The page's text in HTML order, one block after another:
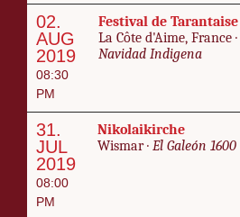
02.
AUG
2019
08:30
PM
Fes­ti­val de Taran­taise
La Côte d'Aime, France ·
Navi­dad In­di­ge­na
31.
JUL
2019
08:00
PM
Niko­laikirche
Wis­mar · El Galeón 1600